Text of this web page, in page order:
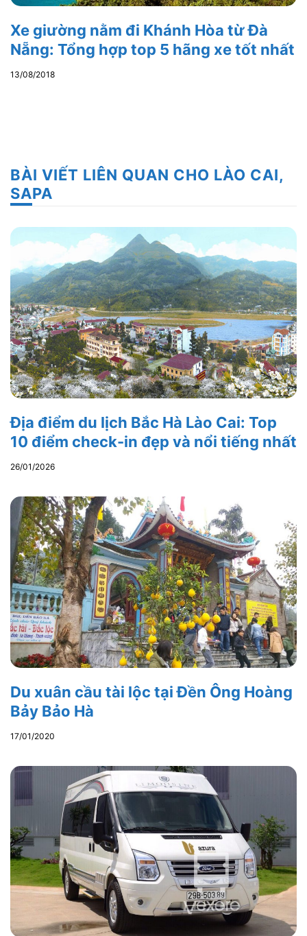
Xe giường nằm đi Khánh Hòa từ Đà
Nẵng: Tổng hợp top 5 hãng xe tốt nhất
13/08/2018
BÀI VIẾT LIÊN QUAN CHO LÀO CAI,
SAPA
Địa điểm du lịch Bắc Hà Lào Cai: Top
10 điểm check-in đẹp và nổi tiếng nhất
26/01/2026
Du xuân cầu tài lộc tại Đền Ông Hoàng
Bảy Bảo Hà
17/01/2020